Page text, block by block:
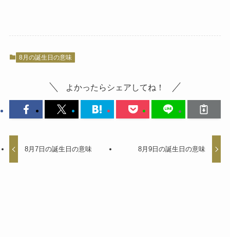
8月の誕生日の意味
よかったらシェアしてね！
8月7日の誕生日の意味 8月9日の誕生日の意味